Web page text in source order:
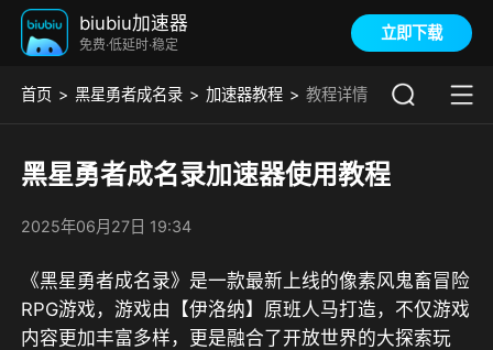
biubiu加速器
免费·低延时·稳定
立即下载
首页 黑星勇者成名录 加速器教程 教程详情
黑星勇者成名录加速器使用教程
2025年06月27日 19:34
《黑星勇者成名录》是一款最新上线的像素风鬼畜冒险
RPG游戏，游戏由【伊洛纳】原班人马打造，不仅游戏
内容更加丰富多样，更是融合了开放世界的大探索玩